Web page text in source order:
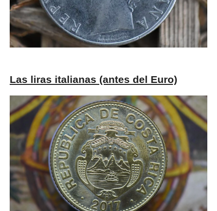
Las liras italianas (antes del Euro)